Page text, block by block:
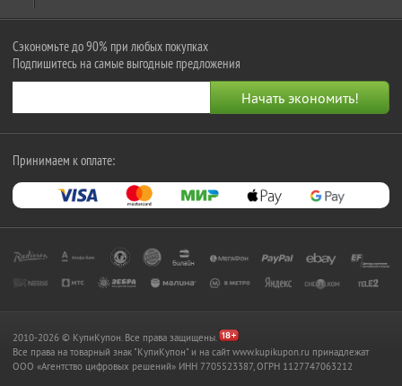
Сэкономьте до 90% при любых покупках
Подпишитесь на самые выгодные предложения
Принимаем к оплате:
2010-2026 © КупиКупон. Все права защищены.
Все права на товарный знак "КупиКупон" и на сайт www.kupikupon.ru принадлежат
OOO «Агентство цифровых решений» ИНН 7705523387, ОГРН 1127747063212